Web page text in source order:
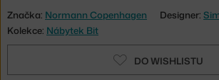
Značka: Normann Copenhagen Designer:
Kolekce: Nábytek Bit
DO WISHLISTU